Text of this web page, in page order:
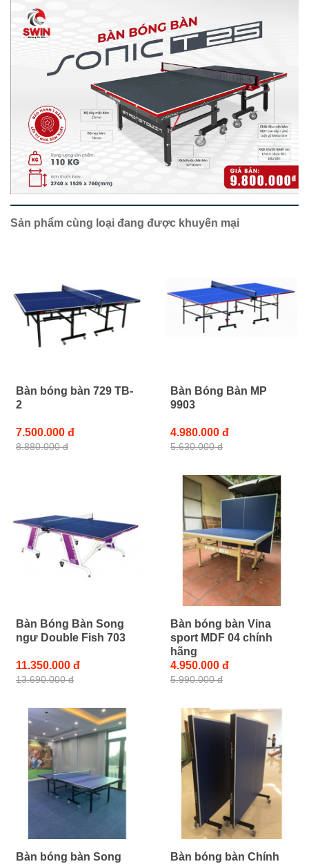
Sản phẩm cùng loại đang được khuyến mại
Bàn bóng bàn 729 TB-
2
7.500.000 đ
8.880.000 đ
Bàn Bóng Bàn MP
9903
4.980.000 đ
5.630.000 đ
Bàn Bóng Bàn Song
ngư Double Fish 703
11.350.000 đ
13.690.000 đ
Bàn bóng bàn Vina
sport MDF 04 chính
hãng
4.950.000 đ
5.990.000 đ
Bàn bóng bàn Song
Bàn bóng bàn Chính